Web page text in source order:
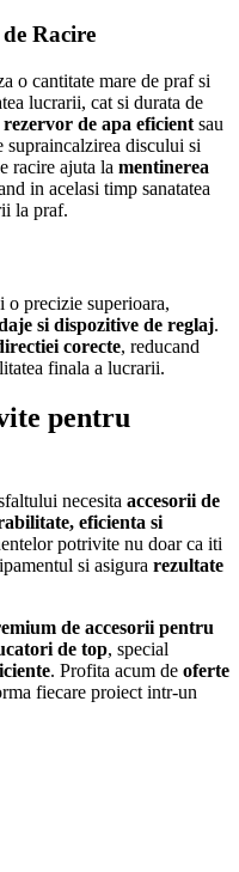
Racire
o cantitate mare de praf si
lucrarii, cat si durata de
rezervor de apa eficient sau
supraincalzirea discului si
racire ajuta la mentinerea
in acelasi timp sanatatea
la praf.
precizie superioara,
si dispozitive de reglaj.
corecte, reducand
finala a lucrarii.
pentru
necesita accesorii de
eficienta si
potrivite nu doar ca iti
si asigura rezultate
de accesorii pentru
de top, special
. Profita acum de oferte
fiecare proiect intr-un